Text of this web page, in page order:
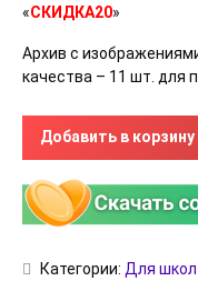
«СКИДКА20»
Архив с
качества – 11 шт. для
Количество товара
Добавить в корзину
Категории: Для школ